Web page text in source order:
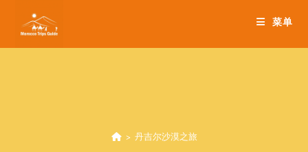
菜单
> 丹吉尔沙漠之旅